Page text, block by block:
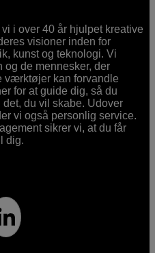
i over 40 år hjulpet kreative
visioner inden for
kunst og teknologi. Vi
de mennesker, der
værktøjer kan forvandle
for at guide dig, så du
du vil skabe. Udover
vi også personlig service.
sikrer vi, at du får
dig.